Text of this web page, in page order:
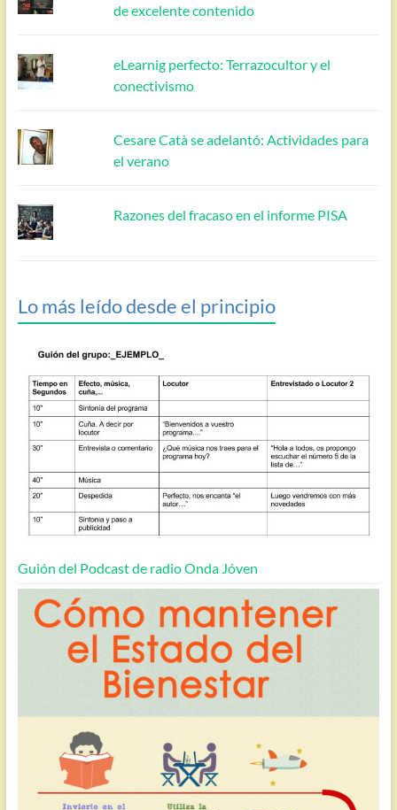
de excelente contenido
eLearnig perfecto: Terrazocultor y el
conectivismo
Cesare Catà se adelantó: Actividades para
el verano
Razones del fracaso en el informe PISA
Lo más leído desde el principio
Guión del Podcast de radio Onda Jóven